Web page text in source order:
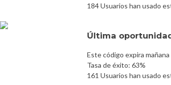
184 Usuarios han usado
Última
Este código expira mañana
Tasa de éxito: 63%
161 Usuarios han usado